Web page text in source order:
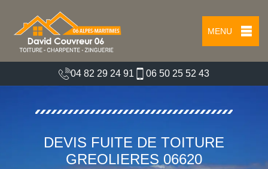
MENU
04 82 29 24 91 06 50 25 52 43
DEVIS FUITE DE TOITURE
GREOLIERES 06620